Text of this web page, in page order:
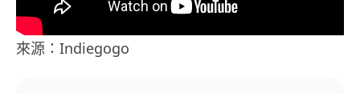
來源：Indiegogo